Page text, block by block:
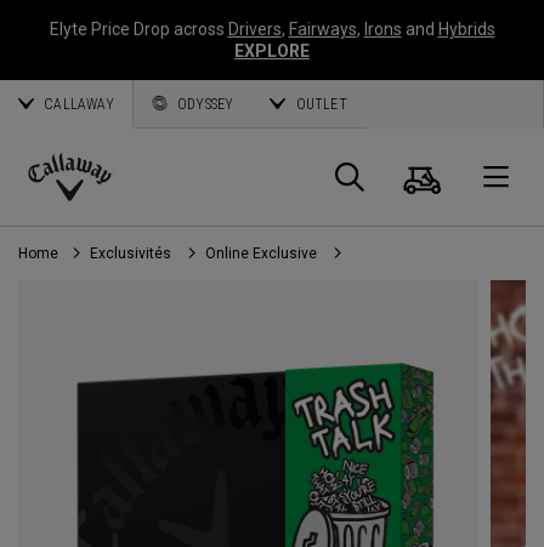
Elyte Price Drop across Drivers, Fairways, Irons and Hybrids
EXPLORE
CALLAWAY ODYSSEY OUTLET
Callaway
Golf
Panier
Home Exclusivités Online Exclusive